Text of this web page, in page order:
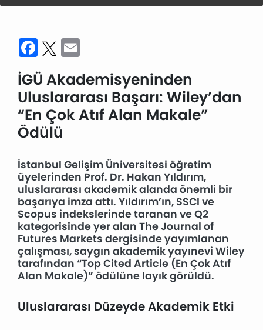
Facebook
Twitter
İGÜ Akademisyeninden
Uluslararası Başarı: Wiley’dan
“En Çok Atıf Alan Makale”
Ödülü
İstanbul Gelişim Üniversitesi öğretim
üyelerinden Prof. Dr. Hakan Yıldırım,
uluslararası akademik alanda önemli bir
başarıya imza attı. Yıldırım’ın, SSCI ve
Scopus indekslerinde taranan ve Q2
kategorisinde yer alan The Journal of
Futures Markets dergisinde yayımlanan
çalışması, saygın akademik yayınevi Wiley
tarafından “Top Cited Article (En Çok Atıf
Alan Makale)” ödülüne layık görüldü.
Uluslararası Düzeyde Akademik Etki